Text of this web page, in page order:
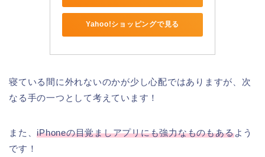
Yahoo!ショッピングで見る
寝ている間に外れないのかが少し心配ではありますが、次
なる手の一つとして考えています！
また、iPhoneの目覚ましアプリにも強力なものもあるよう
です！